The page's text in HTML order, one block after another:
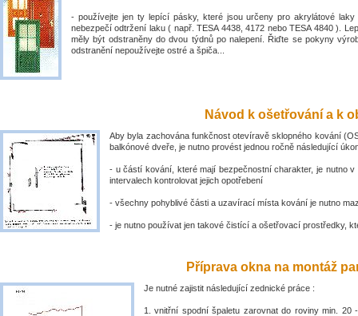
- používejte jen ty lepící pásky, které jsou určeny pro akrylátové
nebezpečí odtržení laku ( např. TESA 4438, 4172 nebo TESA 4840 ).
měly být odstraněny do dvou týdnů po nalepení. Řiďte se pokyny
odstranění nepoužívejte ostré a špiča...
Návod k ošetřování a k
Aby byla zachována funkčnost otevíravě sklopného kování
balkónové dveře, je nutno provést jednou ročně následující
- u částí kování, které mají bezpečnostní charakter, je nutno v
intervalech kontrolovat jejich opotřebení
- všechny pohyblivé části a uzavírací místa kování je nutno
- je nutno používat jen takové čistící a ošetřovací prostředky,
Příprava okna na montáž
Je nutné zajistit následující zednické práce :
1. vnitřní spodní špaletu zarovnat do roviny min. 20